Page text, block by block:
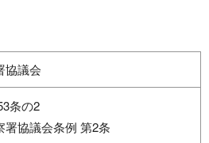
協議会
条の2
署協議会条例 第2条